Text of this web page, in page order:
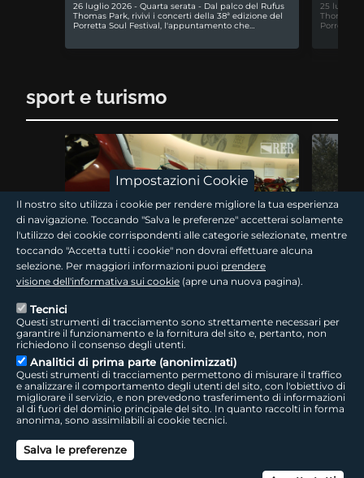
26 luglio 2026 - Quarta serata - Dal palco del Rufus
Thomas Park, rivivi i concerti della 38ª edizione del
Porretta Soul Festival, l'appuntamento che…
25 luglio
Thomas
Porretta
sport e turismo
15 min
Traguardi! Il filo rosso
Nel centenario Ducati il WDW accende Misano e la
Romagna dei motori. Seguendo le tracce di questa
storia si risale alla Bologna industriale, tra…
La
giovani
Impostazioni Cookie
Il nostro sito utilizza i cookie per rendere migliore la tua esperienza
di navigazione. Toccando "Salva le preferenze" accetterai solamente
l'utilizzo dei cookie corrispondenti alle categorie selezionate, mentre
toccando "Accetta tutti i cookie" non dovrai effettuare alcuna
selezione. Per maggiori informazioni puoi prendere
visione dell'informativa sui cookie (apre una nuova pagina).
Tecnici
Questi strumenti di tracciamento sono strettamente necessari per
garantire il funzionamento e la fornitura del sito e, pertanto, non
richiedono il consenso degli utenti.
Analitici di prima parte (anonimizzati)
Questi strumenti di tracciamento permettono di misurare il traffico
e analizzare il comportamento degli utenti del sito, con l'obiettivo di
migliorare il servizio, e non prevedono trasferimento di informazioni
al di fuori del dominio principale del sito. In quanto raccolti in forma
anonima, sono assimilabili ai cookie tecnici.
Salva le preferenze